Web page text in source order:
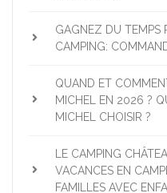
GAGNEZ DU TEMPS
CAMPING:
QUAND ET
MICHEL EN 2026 ?
MICHEL CHOISIR ?
LE CAMPING
VACANCES EN
FAMILLES AVEC